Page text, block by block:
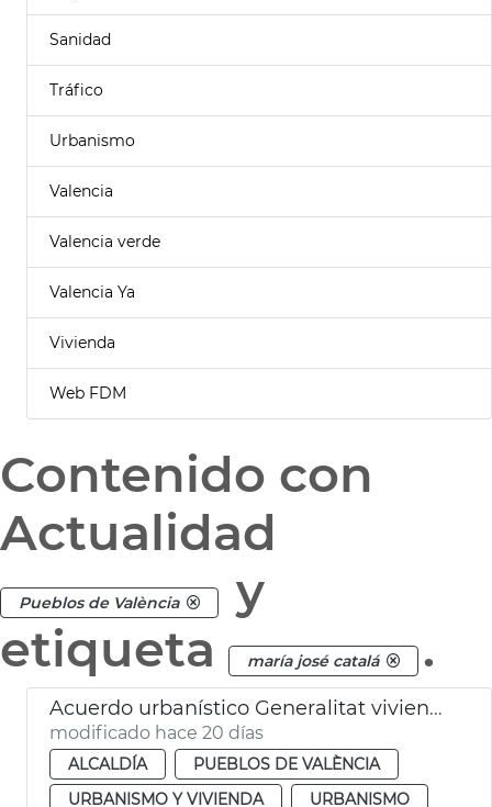
Sanidad
Tráfico
Urbanismo
Valencia
Valencia verde
Valencia Ya
Vivienda
Web FDM
Contenido con
Actualidad
Pueblos de València
y
etiqueta
maría josé catalá .
Acuerdo urbanístico Generalitat viviendas la Torre València
modificado hace 20 días
ALCALDÍA
PUEBLOS DE VALÈNCIA
URBANISMO Y VIVIENDA
URBANISMO